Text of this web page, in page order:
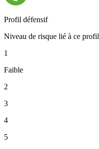
Profil défensif
Niveau de risque lié à ce profil
1
Faible
2
3
4
5